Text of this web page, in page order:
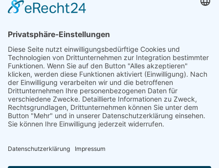
KONTAKT
HAUPTBÜRO: LEIPZIG
Hohe Straße 11
04107 Leipzig
Tel.: +49 341 22 54 13 50
info@steinbeis-mediation.com
Wirtschaftsmediation